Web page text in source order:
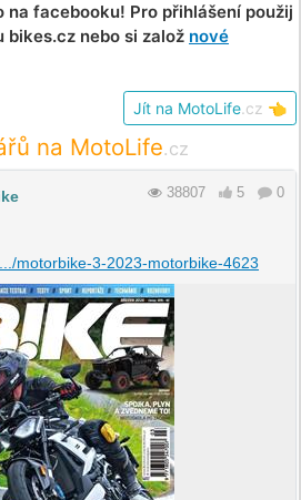
na facebooku! Pro přihlášení použij
bikes.cz nebo si založ nové
Jít na MotoLife .cz 👈
na MotoLife.cz
38807 5 0
motorbike-3-2023-motorbike-4623